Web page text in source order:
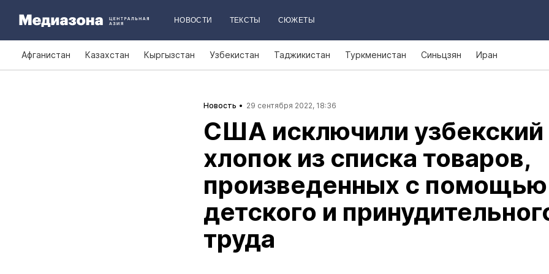
НОВОСТИ ТЕКСТЫ СЮЖЕТЫ
Афганистан Казахстан Кыргызстан Узбекистан Таджикистан Туркменистан Синьцзян Иран
Новость 29 сентября 2022, 18:36
США исключили узбекский
хлопок из списка товаров,
произведенных с помощью
детского и
труда